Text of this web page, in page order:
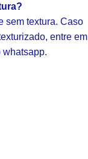
sem textura. Caso
entre em
whatsapp.